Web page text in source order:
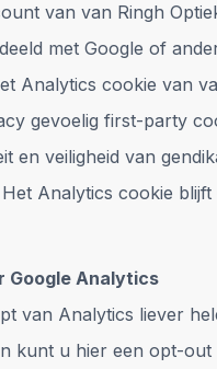
van van Ringh
met Google of
Analytics cookie van
gevoelig first-party
en veiligheid van
Analytics cookie blijft
Google Analytics
van Analytics liever
kunt u hier een opt-